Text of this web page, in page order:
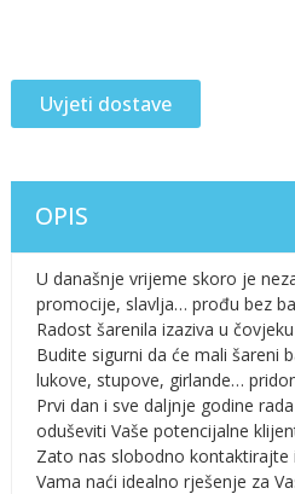
Uvjeti dostave
OPIS
U današnje vrijeme skoro je
promocije, slavlja… prođu bez
Radost šarenila izaziva u
Budite sigurni da će mali šareni
lukove, stupove, girlande…
Prvi dan i sve daljnje godine
oduševiti Vaše potencijalne
Zato nas slobodno
Vama naći idealno rješenje za